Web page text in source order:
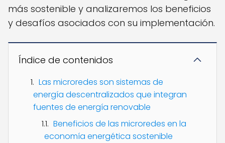
más sostenible y analizaremos los beneficios
y desafíos asociados con su implementación.
Índice de contenidos
Las microredes son sistemas de
energía descentralizados que integran
fuentes de energía renovable
Beneficios de las microredes en la
economía energética sostenible